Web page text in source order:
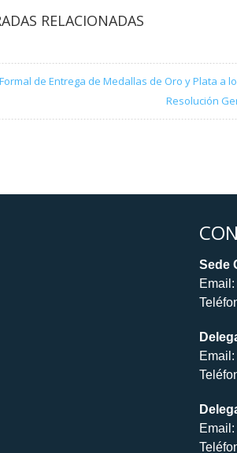
RELACIONADAS
de Entrega de Medallas de Oro y Plata a
Resolución
Sede